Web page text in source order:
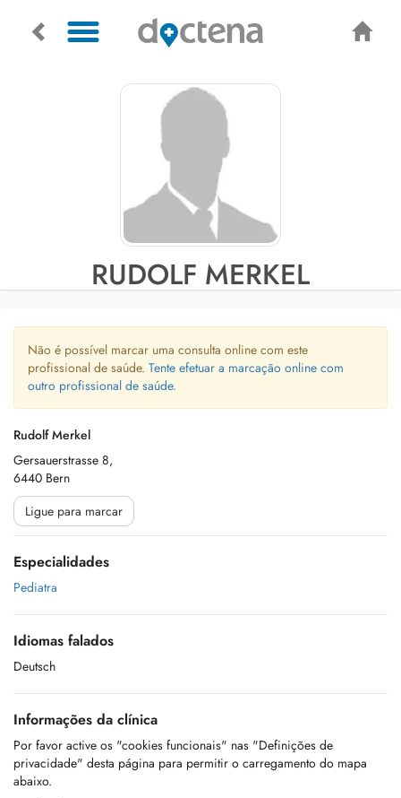
RUDOLF MERKEL
Não é possível marcar uma consulta online com este
profissional de saúde. Tente efetuar a marcação online com
outro profissional de saúde.
Rudolf Merkel
Gersauerstrasse 8,
6440 Bern
Ligue para marcar
Especialidades
Pediatra
Idiomas falados
Deutsch
Informações da clínica
Por favor active os "cookies funcionais" nas "Definições de
privacidade" desta página para permitir o carregamento do mapa
abaixo.